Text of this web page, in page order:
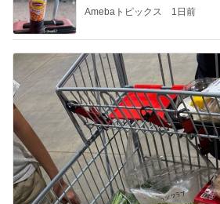
Amebaトピックス 1日前